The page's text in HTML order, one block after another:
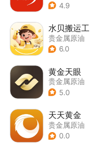
4.9
水贝搬运工
贵金属原油
6.0
黄金天眼
贵金属原油
5.0
天天黄金
贵金属原油
0.0